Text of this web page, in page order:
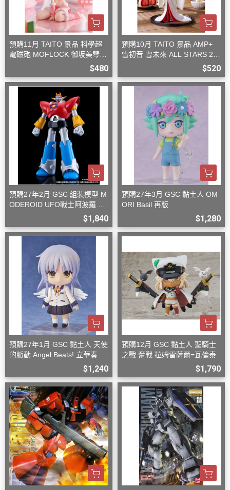
預購11月 TAITO 景品 科學超
電磁砲 MOFLOCK 御坂美琴
$480
預購10月 TAITO 景品 AMP+
雪初音 雪未來 ALL STARS 20
$520
預購27年2月 GSC 組裝模型 M
ODEROID UFO戰士阿波羅 大
$1,840
預購27年3月 GSC 黏土人 OM
ORI Basil 再版
$1,280
預購27年1月 GSC 黏土人 天使
的脈動 Angel Beats! 立華奏 再
$1,240
預購12月 GSC 黏土人 聖騎士
之戰 奮戰 拉姆雷薩爾=瓦倫泰
$1,790